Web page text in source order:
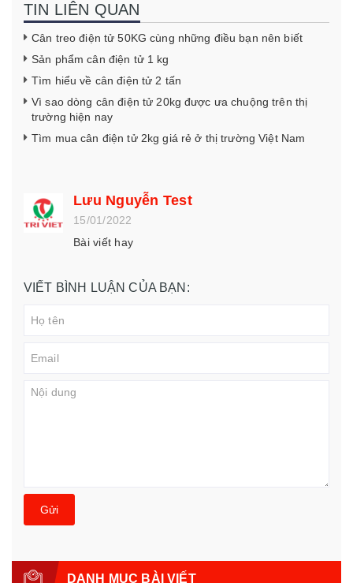
TIN LIÊN QUAN
Cân treo điện tử 50KG cùng những điều bạn nên biết
Sản phẩm cân điện tử 1 kg
Tìm hiểu về cân điện tử 2 tấn
Vì sao dòng cân điện tử 20kg được ưa chuộng trên thị
trường hiện nay
Tìm mua cân điện tử 2kg giá rẻ ở thị trường Việt Nam
Lưu Nguyễn Test
15/01/2022
Bài viết hay
VIẾT BÌNH LUẬN CỦA BẠN:
Gửi
DANH MỤC BÀI VIẾT